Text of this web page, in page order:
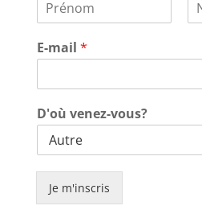
r
é
m
E-mail *
D'où venez-vous?
Je m'inscris